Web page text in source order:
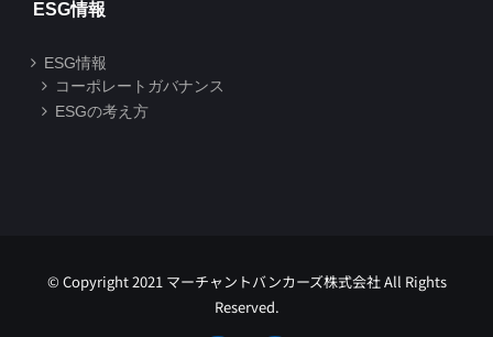
ESG情報
ESG情報
コーポレートガバナンス
ESGの考え方
© Copyright 2021 マーチャントバンカーズ株式会社 All Rights
Reserved.